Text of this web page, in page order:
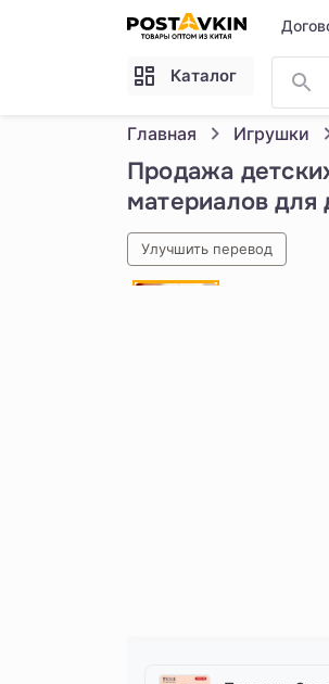
Перейти к основному содержимому
Каталог
Главная Игрушки
Продажа
материалов для
Улучшить перевод